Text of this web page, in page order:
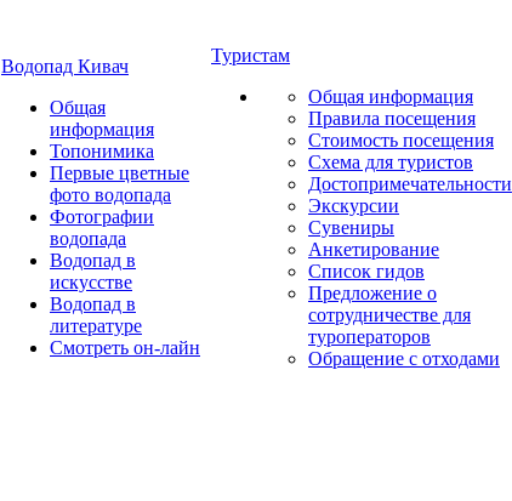
Водопад Кивач
Общая
информация
Топонимика
Первые цветные
фото водопада
Фотографии
водопада
Водопад в
искусстве
Водопад в
литературе
Смотреть он-лайн
Туристам
Общая информация
Правила посещения
Стоимость посещения
Схема для туристов
Достопримечательности
Экскурсии
Сувениры
Анкетирование
Список гидов
Предложение о
сотрудничестве для
туроператоров
Обращение с отходами